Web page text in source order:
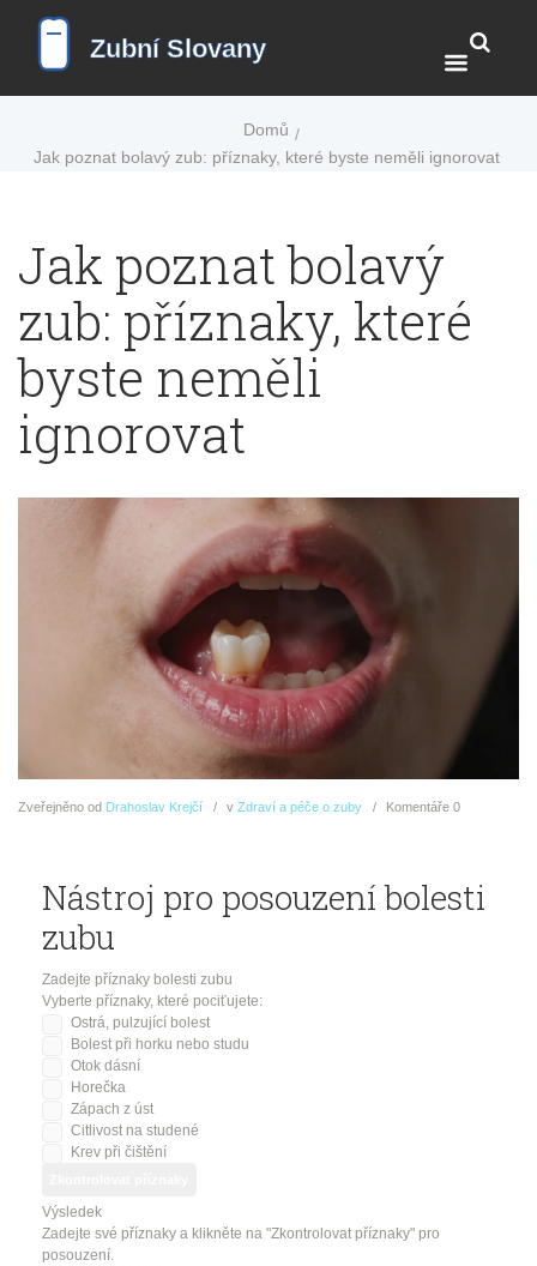
Domů
Jak poznat bolavý zub: příznaky, které byste neměli ignorovat
Jak poznat bolavý
zub: příznaky, které
byste neměli
ignorovat
Zveřejněno od Drahoslav Krejčí v Zdraví a péče o zuby Komentáře 0
Nástroj pro posouzení bolesti
zubu
Zadejte příznaky bolesti zubu
Vyberte příznaky, které pociťujete:
Ostrá, pulzující bolest
Bolest při horku nebo studu
Otok dásní
Horečka
Zápach z úst
Citlivost na studené
Krev při čištění
Výsledek
Zadejte své příznaky a klikněte na "Zkontrolovat příznaky" pro
posouzení.